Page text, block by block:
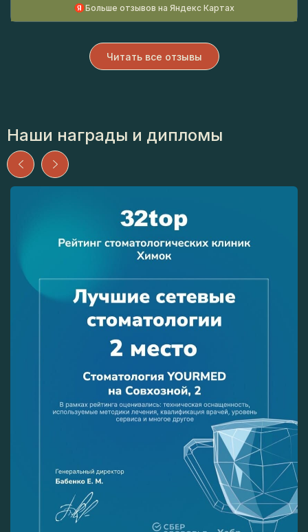
Больше отзывов на Яндекс Картах
Читать все отзывы
Наши награды и дипломы